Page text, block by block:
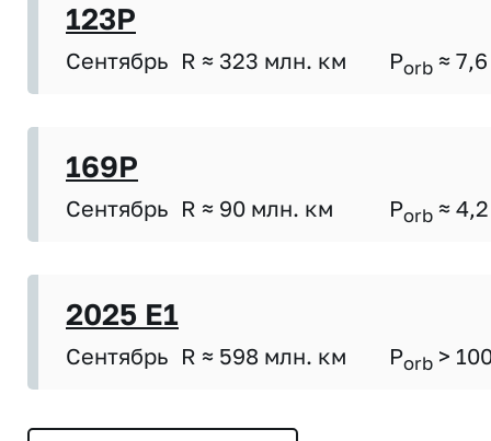
123P
Сентябрь R ≈ 323 млн. км Porb ≈ 7,6
169P
Сентябрь R ≈ 90 млн. км Porb ≈ 4,2
2025 E1
Сентябрь R ≈ 598 млн. км Porb >